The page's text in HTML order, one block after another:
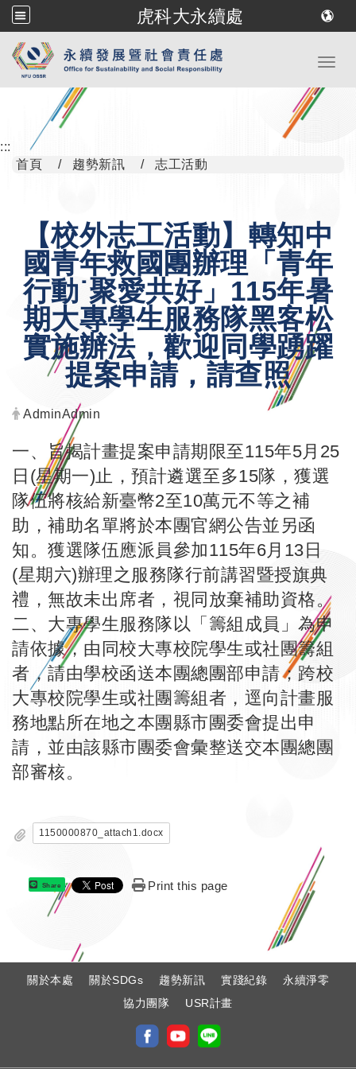
虎科大永續處
跳到主要內容
:::
首頁
趨勢新訊 志工活動
【校外志工活動】轉知中
國青年救國團辦理「青年
行動˙聚愛共好」115年暑
期大專學生服務隊黑客松
實施辦法，歡迎同學踴躍
提案申請，請查照
發布者：
AdminAdmin
一、旨揭計畫提案申請期限至115年5月25
日(星期一)止，預計遴選至多15隊，獲選
隊伍將核給新臺幣2至10萬元不等之補
助，補助名單將於本團官網公告並另函
知。獲選隊伍應派員參加115年6月13日
(星期六)辦理之服務隊行前講習暨授旗典
禮，無故未出席者，視同放棄補助資格。
二、大專學生服務隊以「籌組成員」為申
請依據，由同校大專校院學生或社團籌組
者，請由學校函送本團總團部申請；跨校
大專校院學生或社團籌組者，逕向計畫服
務地點所在地之本團縣市團委會提出申
請，並由該縣市團委會彙整送交本團總團
部審核。
1150000870_attach1.docx
Share Print this page
關於本處 關於SDGs 趨勢新訊 實踐紀錄
永續淨零
協力團隊
USR計畫